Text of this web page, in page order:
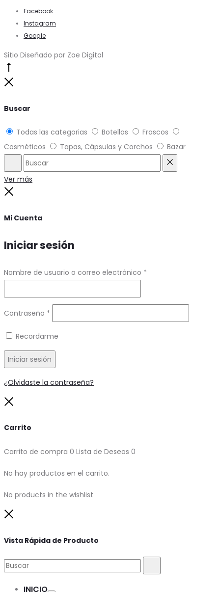
Facebook
Instagram
Google
Sitio Diseñado por Zoe Digital
Buscar
Todas las categorias Botellas
Frascos
Cosméticos
Tapas, Cápsulas y Corchos Bazar
Buscar
Ver más
Mi Cuenta
Iniciar sesión
Nombre de usuario o correo electrónico *
Contraseña *
Recordarme
Iniciar sesión
¿Olvidaste la contraseña?
Carrito
Carrito de compra 0 Lista de Deseos 0
No hay productos en el carrito.
No products in the wishlist
Vista Rápida de Producto
Buscar:
INICIO